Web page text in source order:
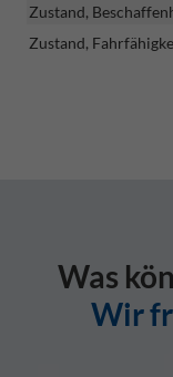
Zustand,
Zustand,
Was
Wir